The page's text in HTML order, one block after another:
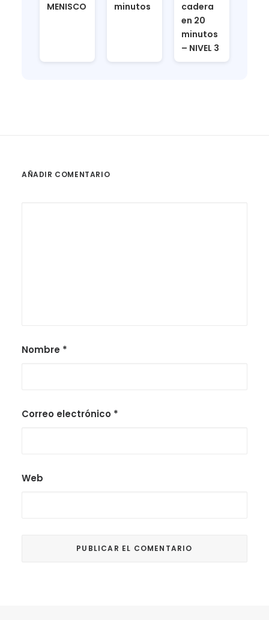
MENISCO
minutos
cadera
en 20
minutos
– NIVEL 3
AÑADIR COMENTARIO
Nombre *
Correo electrónico *
Web